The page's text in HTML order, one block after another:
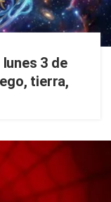
3 de
tierra,